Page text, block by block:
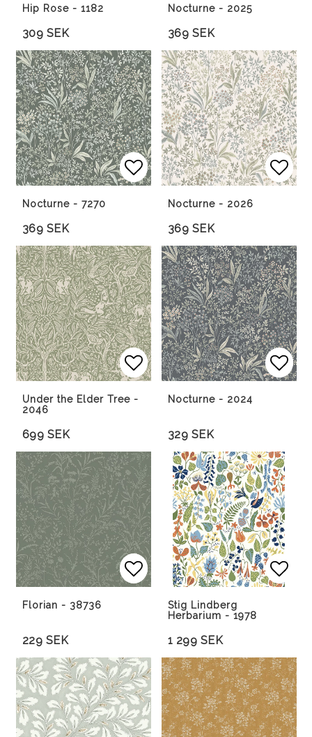
Hip Rose - 1182
309 SEK
Nocturne - 2025
369 SEK
Lägg till i favoritlistan
Lägg till i favoritlistan
Nocturne - 7270
369 SEK
Nocturne - 2026
369 SEK
Lägg till i favoritlistan
Lägg till i favoritlistan
Under the Elder Tree -
2046
699 SEK
Nocturne - 2024
329 SEK
Lägg till i favoritlistan
Lägg till i favoritlistan
Florian - 38736
229 SEK
Stig Lindberg
Herbarium - 1978
1 299 SEK